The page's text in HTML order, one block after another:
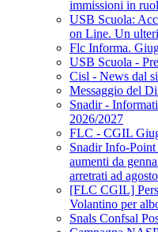
immissioni in
USB Scuola:
on Line. Un
Flc Informa.
USB Scuola -
Cisl - News dal
Messaggio del
Snadir -
2026/2027
FLC - CGIL
Snadir Info-
aumenti da
arretrati ad
[FLC CGIL]
Volantino per
Snals Confsal